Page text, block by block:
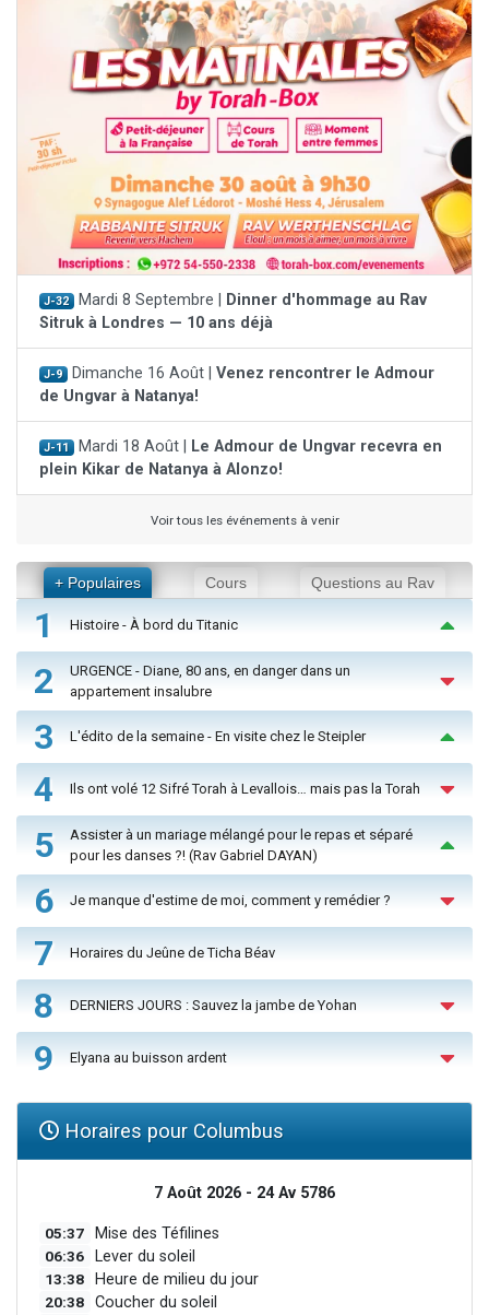
J-32 Mardi 8 Septembre |
Dinner d'hommage au Rav
Sitruk à Londres — 10 ans déjà
J-9 Dimanche 16 Août | Venez rencontrer le Admour
de Ungvar à Natanya!
J-11 Mardi 18 Août |
Le Admour de Ungvar recevra en
plein Kikar de Natanya à Alonzo!
Voir tous les événements à venir
+ Populaires Cours Questions au Rav
1 Histoire - À bord du Titanic
2
URGENCE - Diane, 80 ans, en danger dans un
appartement insalubre
3 L'édito de la semaine - En visite chez le Steipler
4 Ils ont volé 12 Sifré Torah à Levallois… mais pas la Torah
5
Assister à un mariage mélangé pour le repas et séparé
pour les danses ?! (Rav Gabriel DAYAN)
6 Je manque d'estime de moi, comment y remédier ?
7 Horaires du Jeûne de Ticha Béav
8 DERNIERS JOURS : Sauvez la jambe de Yohan
9 Elyana au buisson ardent
Horaires pour Columbus
7 Août 2026 - 24 Av 5786
05:37 Mise des Téfilines
06:36 Lever du soleil
13:38 Heure de milieu du jour
20:38 Coucher du soleil